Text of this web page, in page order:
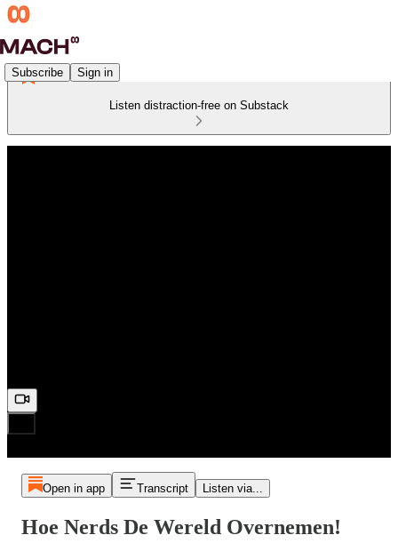
Subscribe Sign in
Listen distraction-free on Substack
Open in app Transcript Listen via...
Hoe Nerds De Wereld Overnemen!